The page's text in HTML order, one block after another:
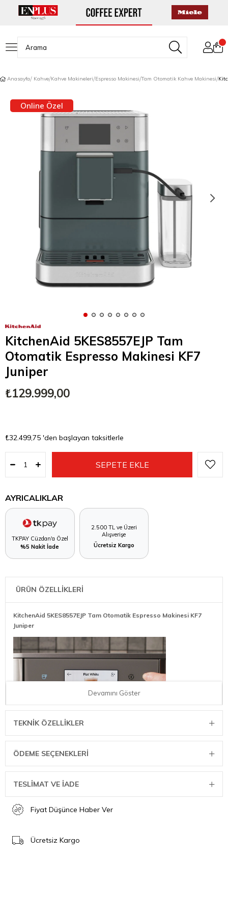
Anasayfa Kahve Kahve Makineleri Espresso Makinesi Tam Otomatik Kahve Makinesi
Online Özel
KitchenAid 5KES8557EJP Tam
Otomatik Espresso Makinesi KF7
Juniper
₺129.999,00
₺32.499,75 'den başlayan taksitlerle
AYRICALIKLAR
TKPAY Cüzdan'a Özel
%5 Nakit İade
2.500 TL ve Üzeri
Alışverişe
Ücretsiz Kargo
ÜRÜN ÖZELLİKLERİ
KitchenAid 5KES8557EJP Tam Otomatik Espresso Makinesi KF7
Juniper
En sevdiğiniz kahve içecekleri parmaklarınızın ucunda! Sezgisel
olarak tasarlanmış renkli dokunmatik ekran ile espresso,
macchiato, americano, latte gibi önceden ayarlanmış 20'den fazla
içecek seçebilirsiniz. Dahası, 1 veya 2 shot kullanarak ve yoğunluk,
hazırlayabilirsiniz. Seçimlerinizi kaydetmek mi istiyorsunuz?
Devamını Göster
TEKNIK ÖZELLIKLER
ÖDEME SEÇENEKLERI
TESLİMAT VE İADE
Fiyat Düşünce Haber Ver
Ücretsiz Kargo